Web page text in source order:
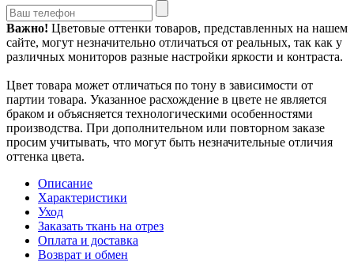
Важно! Цветовые оттенки товаров, представленных на нашем
сайте, могут незначительно отличаться от реальных, так как у
различных мониторов разные настройки яркости и контраста.
Цвет товара может отличаться по тону в зависимости от
партии товара. Указанное расхождение в цвете не является
браком и объясняется технологическими особенностями
производства. При дополнительном или повторном заказе
просим учитывать, что могут быть незначительные отличия
оттенка цвета.
Описание
Характеристики
Уход
Заказать ткань на отрез
Оплата и доставка
Возврат и обмен